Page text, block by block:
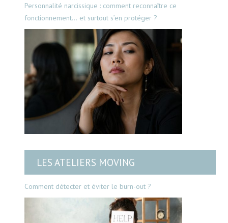
Personnalité narcissique : comment reconnaître ce
fonctionnement… et surtout s’en protéger ?
LES ATELIERS MOVING
Comment détecter et éviter le burn-out ?